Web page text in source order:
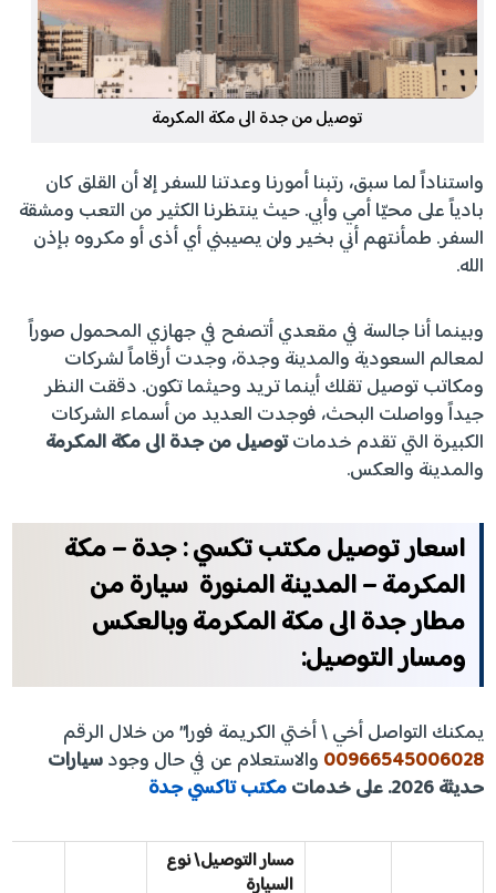
توصيل من جدة الى مكة المكرمة
واستناداً لما سبق، رتبنا أمورنا وعدتنا للسفر إلا أن القلق كان
بادياً على محيّا أمي وأبي. حيث ينتظرنا الكثير من التعب ومشقة
السفر. طمأنتهم أني بخير ولن يصيبني أي أذى أو مكروه بإذن
الله.
وبينما أنا جالسة في مقعدي أتصفح في جهازي المحمول صوراً
لمعالم السعودية والمدينة وجدة، وجدت أرقاماً لشركات
ومكاتب توصيل تقلك أينما تريد وحيثما تكون. دققت النظر
جيداً وواصلت البحث، فوجدت العديد من أسماء الشركات
الكبيرة التي تقدم خدماتتوصيل من جدة الى مكة المكرمة
والمدينة والعكس.
اسعار توصيل مكتب تكسي : جدة – مكة
المكرمة – المدينة المنورة سيارة من
مطار جدة الى مكة المكرمة وبالعكس
ومسار التوصيل:
يمكنك التواصل أخي \ أختي الكريمة فورا” من خلال الرقم
00966545006028 والاستعلام عن في حال وجودسيارات
حديثة 2026. على خدمات
مكتب تاكسي جدة
مسار التوصيل\ نوع
السيارة